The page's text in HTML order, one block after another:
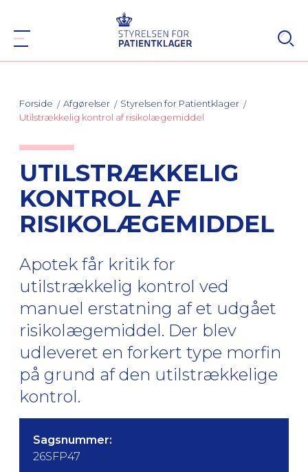
Forside Afgørelser
Styrelsen for Patientklager
Utilstrækkelig kontrol af risikolægemiddel
UTILSTRÆKKELIG
KONTROL AF
RISIKOLÆGEMIDDEL
Apotek får kritik for
utilstrækkelig kontrol ved
manuel erstatning af et udgået
risikolægemiddel. Der blev
udleveret en forkert type morfin
på grund af den utilstrækkelige
kontrol.
Sagsnummer:
26SFP47